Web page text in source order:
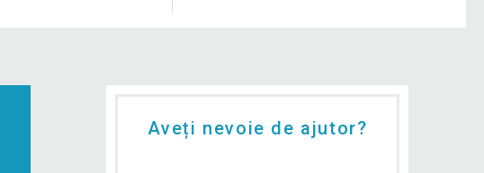
Aveți nevoie de ajutor?